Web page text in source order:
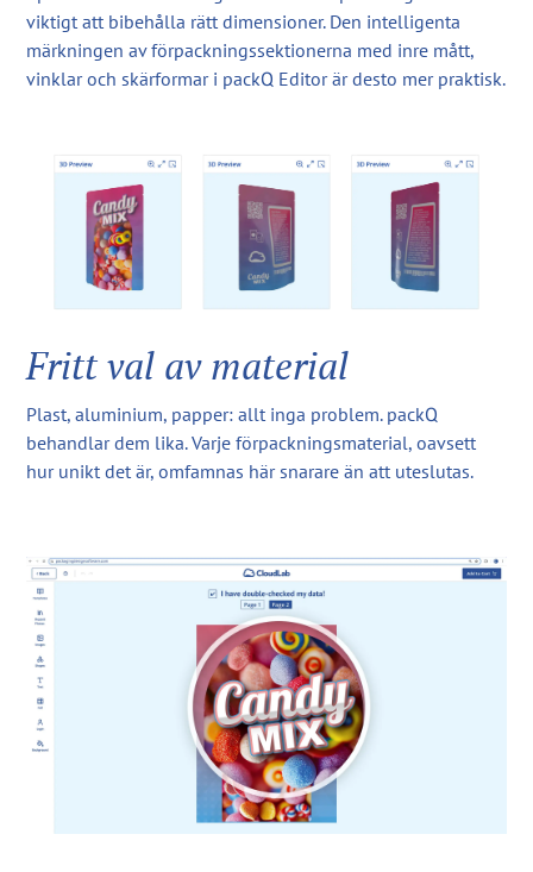
viktigt att bibehålla rätt dimensioner. Den intelligenta
märkningen av förpackningssektionerna med inre mått,
vinklar och skärformar i packQ Editor är desto mer praktisk.
Fritt val av material
Plast, aluminium, papper: allt inga problem. packQ
behandlar dem lika. Varje förpackningsmaterial, oavsett
hur unikt det är, omfamnas här snarare än att uteslutas.